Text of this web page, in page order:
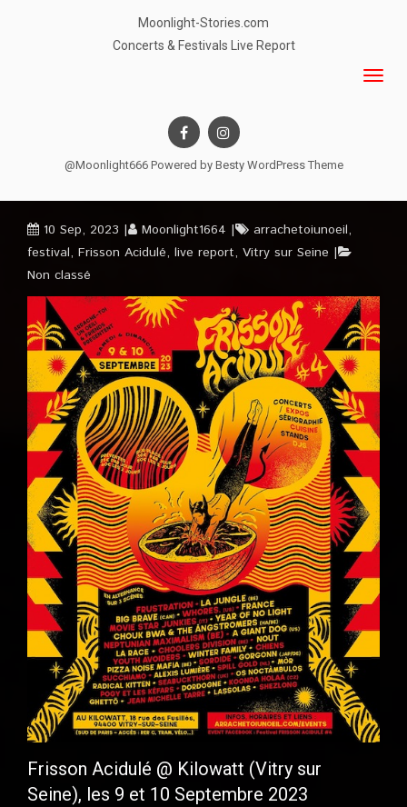
Moonlight-Stories.com
Concerts & Festivals Live Report
@Moonlight666 Powered by Besty WordPress Theme
10 Sep, 2023 Moonlight1664 arrachetoiunoeil,
festival, Frisson Acidulé, live report, Vitry sur Seine
Non classé
Frisson Acidulé @ Kilowatt (Vitry sur
Seine), les 9 et 10 Septembre 2023